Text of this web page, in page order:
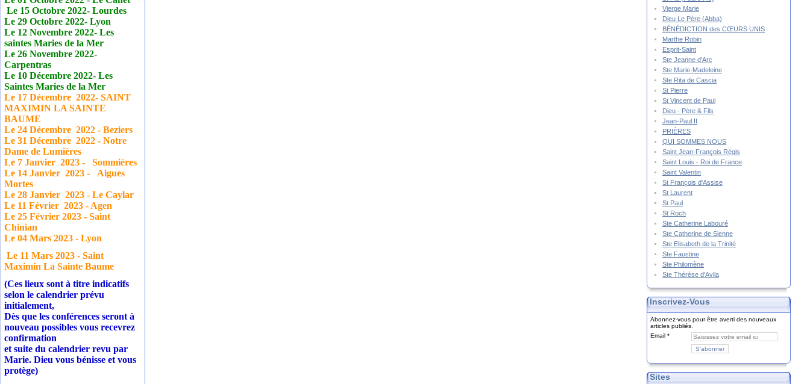
Le 15 Octobre 2022- Lourdes
Le 29 Octobre 2022- Lyon
Le 12 Novembre 2022- Les
saintes Maries de la Mer
Le 26 Novembre 2022-
Carpentras
Le 10 Décembre 2022- Les
Saintes Maries de la Mer
Le 17Décembre 2022- SAINT
MAXIMIN LA SAINTE
BAUME
Le 24Décembre 2022 - Beziers
Le 31Décembre 2022 - Notre
Dame de Lumières
Le 7 Janvier 2023 - Sommières
Le 14 Janvier 2023 - Aigues
Mortes
Le 28 Janvier 2023 - Le Caylar
Le 11 Février 2023 - Agen
Le 25 Février 2023 - Saint
Chinian
Le 04 Mars 2023 - Lyon
Le 11 Mars 2023 - Saint
Maximin La Sainte Baume
(Ces lieux sont à titre indicatifs
selon le calendrier prévu
initialement,
Dès que les conférences seront à
nouveau possibles vous recevrez
confirmation
et suite du calendrier revu par
Marie. Dieu vous bénisse et vous
protège)
Vierge Marie
Dieu Le Père (Abba)
BÉNÉDICTION des CŒURS UNIS
Marthe Robin
Esprit-Saint
Ste Jeanne d'Arc
Ste Marie-Madeleine
Ste Rita de Cascia
St Pierre
St Vincent de Paul
Dieu - Père & Fils
Jean-Paul II
PRIÈRES
QUI SOMMES NOUS
Saint Jean-François Régis
Saint Louis - Roi de France
Saint Valentin
St François d'Assise
St Laurent
St Paul
St Roch
Ste Catherine Labouré
Ste Catherine de Sienne
Ste Elisabeth de la Trinité
Ste Faustine
Ste Philomène
Ste Thérèse d'Avila
Inscrivez-Vous
Abonnez-vous pour être averti des nouveaux
articles publiés.
Email
Sites